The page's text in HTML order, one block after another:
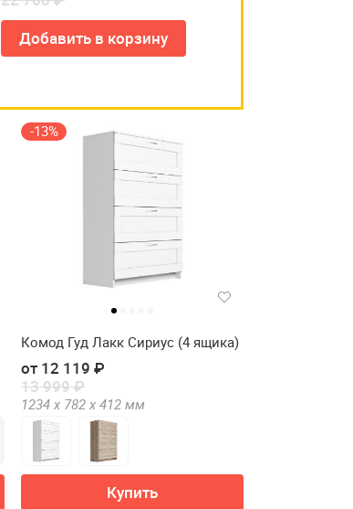
Добавить в корзину
-13%
Комод Гуд Лакк Сириус (4 ящика)
от 12 119 ₽
13 999 ₽
1234 х 782 х 412 мм
Купить